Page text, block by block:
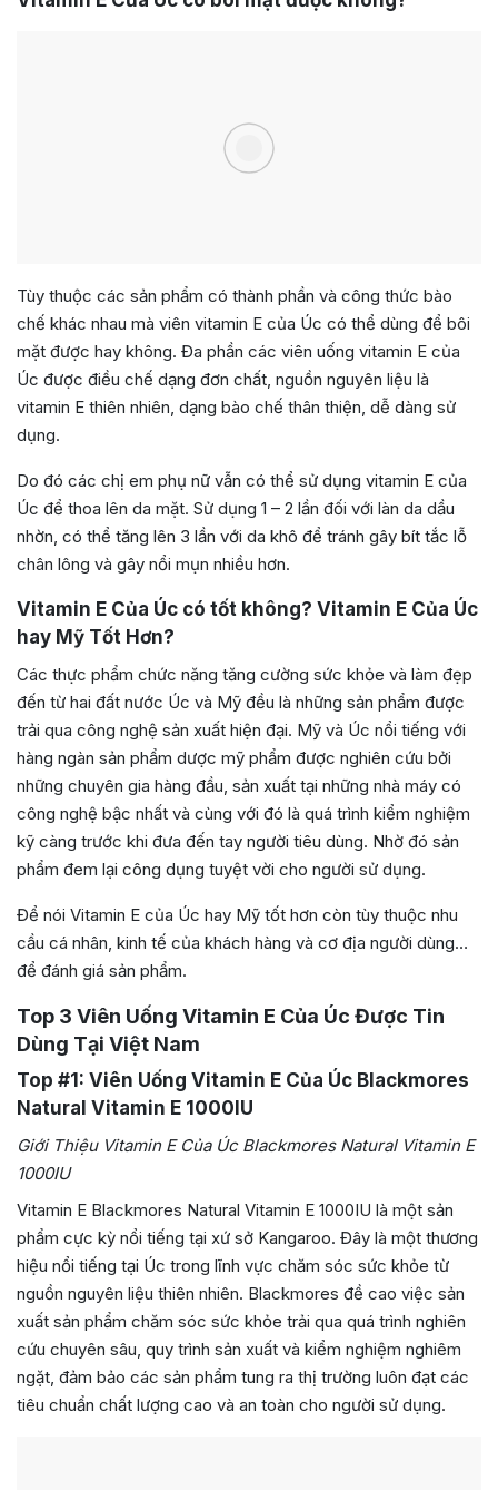
Tùy thuộc các sản phẩm có thành phần và công thức bào
chế khác nhau mà viên vitamin E của Úc có thể dùng để bôi
mặt được hay không. Đa phần các viên uống vitamin E của
Úc được điều chế dạng đơn chất, nguồn nguyên liệu là
vitamin E thiên nhiên, dạng bào chế thân thiện, dễ dàng sử
dụng.
Do đó các chị em phụ nữ vẫn có thể sử dụng vitamin E của
Úc để thoa lên da mặt. Sử dụng 1 – 2 lần đối với làn da dầu
nhờn, có thể tăng lên 3 lần với da khô để tránh gây bít tắc lỗ
chân lông và gây nổi mụn nhiều hơn.
Vitamin E Của Úc có tốt không? Vitamin E Của Úc
hay Mỹ Tốt Hơn?
Các thực phẩm chức năng tăng cường sức khỏe và làm đẹp
đến từ hai đất nước Úc và Mỹ đều là những sản phẩm được
trải qua công nghệ sản xuất hiện đại. Mỹ và Úc nổi tiếng với
hàng ngàn sản phẩm dược mỹ phẩm được nghiên cứu bởi
những chuyên gia hàng đầu, sản xuất tại những nhà máy có
công nghệ bậc nhất và cùng với đó là quá trình kiểm nghiệm
kỹ càng trước khi đưa đến tay người tiêu dùng. Nhờ đó sản
phẩm đem lại công dụng tuyệt vời cho người sử dụng.
Để nói Vitamin E của Úc hay Mỹ tốt hơn còn tùy thuộc nhu
cầu cá nhân, kinh tế của khách hàng và cơ địa người dùng…
để đánh giá sản phẩm.
Top 3 Viên Uống Vitamin E Của Úc Được Tin
Dùng Tại Việt Nam
Top #1: Viên Uống Vitamin E Của Úc Blackmores
Natural Vitamin E 1000IU
Giới Thiệu Vitamin E Của Úc Blackmores Natural Vitamin E
1000IU
Vitamin E Blackmores Natural Vitamin E 1000IU là một sản
phẩm cực kỳ nổi tiếng tại xứ sở Kangaroo. Đây là một thương
hiệu nổi tiếng tại Úc trong lĩnh vực chăm sóc sức khỏe từ
nguồn nguyên liệu thiên nhiên. Blackmores đề cao việc sản
xuất sản phẩm chăm sóc sức khỏe trải qua quá trình nghiên
cứu chuyên sâu, quy trình sản xuất và kiểm nghiệm nghiêm
ngặt, đảm bảo các sản phẩm tung ra thị trường luôn đạt các
tiêu chuẩn chất lượng cao và an toàn cho người sử dụng.